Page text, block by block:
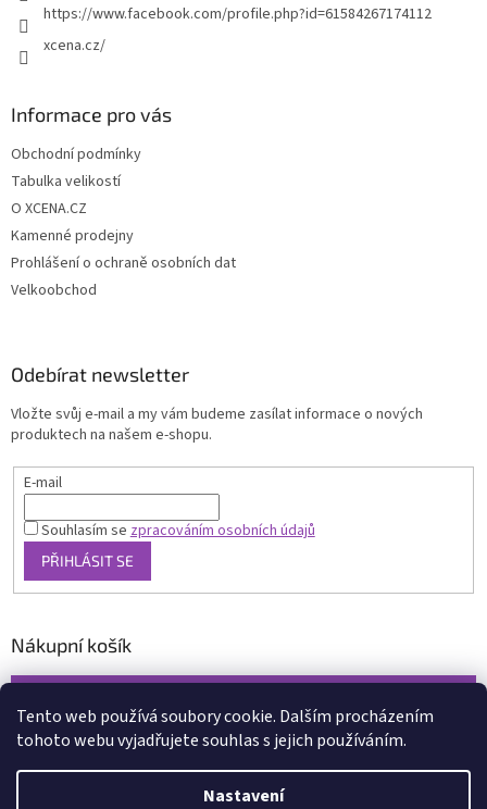
Tento web používá soubory cookie. Dalším procházením
tohoto webu vyjadřujete souhlas s jejich používáním.
Nastavení
https://www.facebook.com/profile.php?id=61584267174112
xcena.cz/
Informace pro vás
Obchodní podmínky
Tabulka velikostí
O XCENA.CZ
Kamenné prodejny
Prohlášení o ochraně osobních dat
Velkoobchod
Odebírat newsletter
Vložte svůj e-mail a my vám budeme zasílat informace o nových
produktech na našem e-shopu.
E-mail
Souhlasím sezpracováním osobních údajů
PŘIHLÁSIT SE
Nákupní košík
Vytvořil Shoptet